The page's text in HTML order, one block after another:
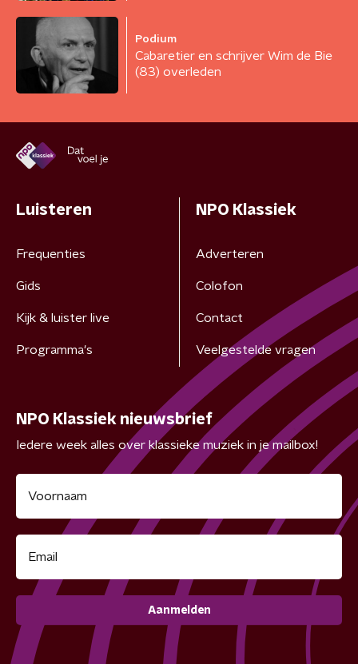
Podium
Cabaretier en schrijver Wim de Bie
(83) overleden
Luisteren
Frequenties
Gids
Kijk & luister live
Programma's
NPO Klassiek
Adverteren
Colofon
Contact
Veelgestelde vragen
NPO Klassiek nieuwsbrief
Iedere week alles over klassieke muziek in je mailbox!
Aanmelden